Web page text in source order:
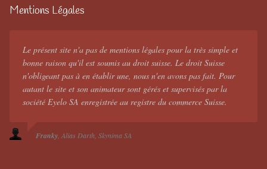
Mentions Légales
Le présent site n'a pas de mentions légales pour la très simple et
bonne raison qu'il est soumis au droit suisse. Le droit Suisse
n'obligeant pas à en établir une, nous n'en avons pas fait. Pour
autant le site et son animateur sont gérés et supervisés par la
société Eyelo SA enregistrée au registre du commerce Suisse.
Franky Alias Darth Skynima SA